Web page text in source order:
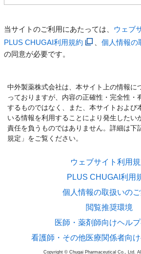
当サイトのご利用にあたっては、 ウェブ
PLUS CHUGAI利用規約
、個人情報の
の同意が必要です。
中外製薬株式会社は、本サイト上の情報に
っておりますが、内容の正確性・完全性・
するものではなく、また、本サイトおよび
いる情報を利用することにより発生したい
責任を負うものではありません。詳細は下
規定」をご覧ください。
ウェブサイト利用
PLUS CHUGAI利用
個人情報の取扱いの
閲覧推奨環境
医師・薬剤師向けヘル
看護師・その他医療関係者向
Copyright © Chugai Pharmaceutical Co., Ltd.